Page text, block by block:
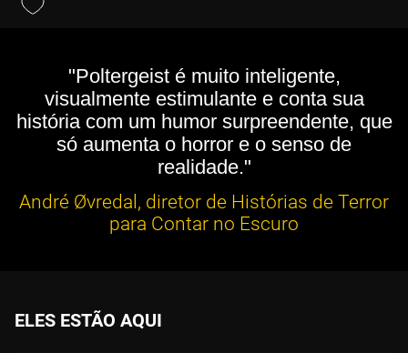
"Poltergeist é muito inteligente,
visualmente estimulante e conta sua
história com um humor surpreendente, que
só aumenta o horror e o senso de
realidade."
André Øvredal, diretor de Histórias de Terror
para Contar no Escuro
ELES ESTÃO AQUI